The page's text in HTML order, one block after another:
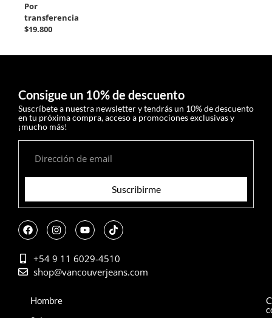
Por
transferencia
$19.800
Consigue un 10% de descuento
Suscríbete a nuestra newsletter y tendrás un 10% de descuento
en tu próxima compra, acceso a promociones exclusivas y
¡mucho más!
Suscribirme
+54 9 11 6029-4510
shop@vancouverjeans.com
Hombre